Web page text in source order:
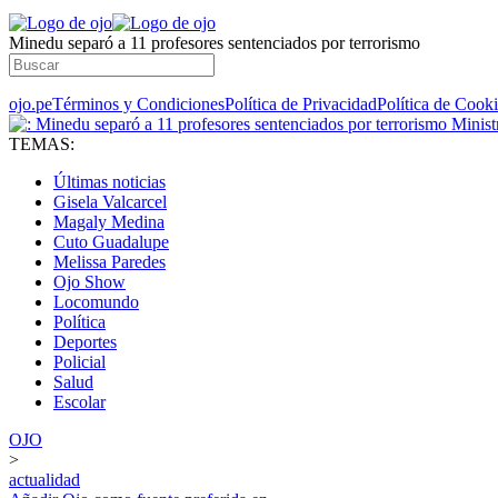
Minedu separó a 11 profesores sentenciados por terrorismo
ojo.peTérminos y CondicionesPolítica de PrivacidadPolítica de
TEMAS:
Últimas noticias
Gisela Valcarcel
Magaly Medina
Cuto Guadalupe
Melissa Paredes
Ojo Show
Locomundo
Política
Deportes
Policial
Salud
Escolar
OJO
>
actualidad